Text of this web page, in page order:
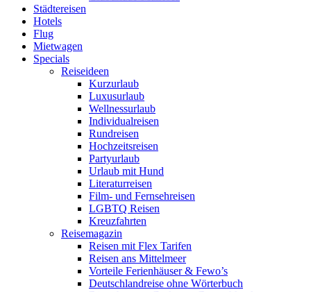
Städtereisen
Hotels
Flug
Mietwagen
Specials
Reiseideen
Kurzurlaub
Luxusurlaub
Wellnessurlaub
Individualreisen
Rundreisen
Hochzeitsreisen
Partyurlaub
Urlaub mit Hund
Literaturreisen
Film- und Fernsehreisen
LGBTQ Reisen
Kreuzfahrten
Reisemagazin
Reisen mit Flex Tarifen
Reisen ans Mittelmeer
Vorteile Ferienhäuser & Fewo’s
Deutschlandreise ohne Wörterbuch